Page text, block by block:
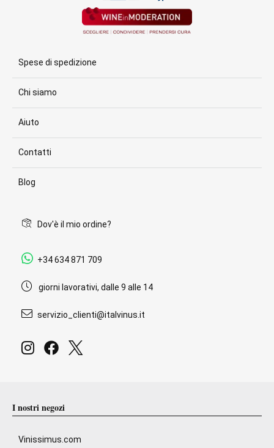
Spese di spedizione
Chi siamo
Aiuto
Contatti
Blog
Dov'è il mio ordine?
+34 634 871 709
giorni lavorativi, dalle 9 alle 14
servizio_clienti@italvinus.it
I nostri negozi
Vinissimus.com